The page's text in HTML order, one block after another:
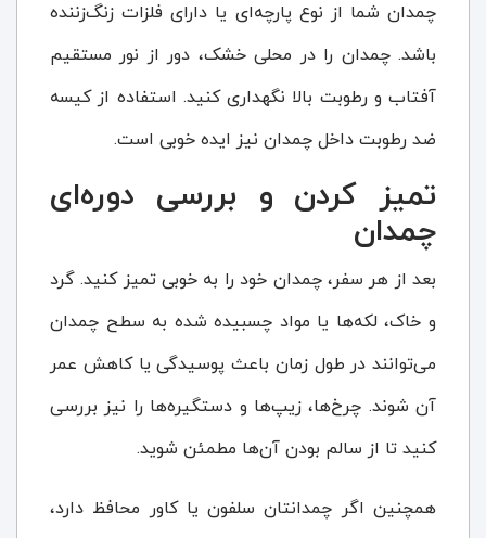
چمدان شما از نوع پارچه‌ای یا دارای فلزات زنگ‌زننده
باشد. چمدان را در محلی خشک، دور از نور مستقیم
آفتاب و رطوبت بالا نگهداری کنید. استفاده از کیسه
ضد رطوبت داخل چمدان نیز ایده خوبی است.
تمیز کردن و بررسی دوره‌ای
چمدان
بعد از هر سفر، چمدان خود را به خوبی تمیز کنید. گرد
و خاک، لکه‌ها یا مواد چسبیده شده به سطح چمدان
می‌توانند در طول زمان باعث پوسیدگی یا کاهش عمر
آن شوند. چرخ‌ها، زیپ‌ها و دستگیره‌ها را نیز بررسی
کنید تا از سالم بودن آن‌ها مطمئن شوید.
همچنین اگر چمدانتان سلفون یا کاور محافظ دارد،